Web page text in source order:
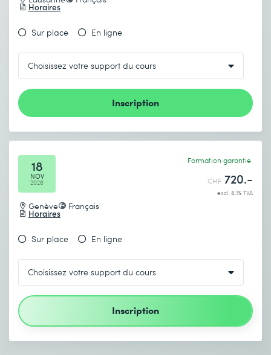
Envoyer
* Champs obligatoires
Horaires
Sur place En ligne
Inscription
18
NOV
2026
Genève Français
Horaires
Formation garantie.
CHF 720.-
excl. 8.1% TVA
Sur place En ligne
Inscription